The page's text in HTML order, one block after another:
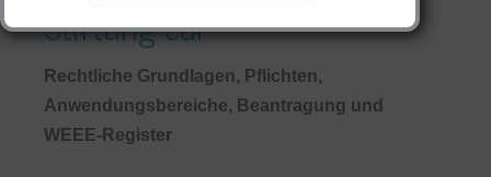
Stiftung ear
Rechtliche Grundlagen, Pflichten,
Anwendungsbereiche, Beantragung und
WEEE-Register